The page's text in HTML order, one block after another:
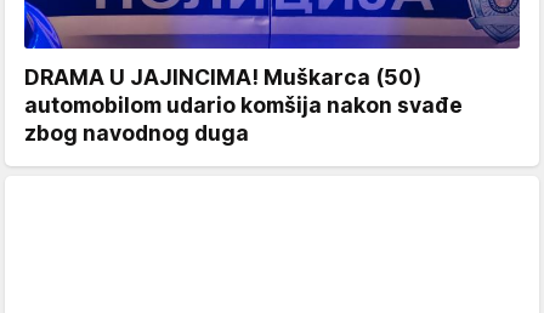
DRAMA U JAJINCIMA! Muškarca (50)
automobilom udario komšija nakon svađe
zbog navodnog duga